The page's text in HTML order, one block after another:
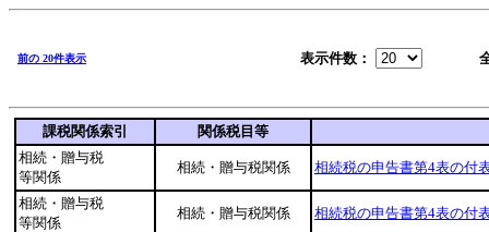
前の 20件表示 表示件数：
課税関係索引
関係税目等
相続・贈与税
等関係
相続・贈与税関係 相続税の申告書第4表の付
相続・贈与税
等関係
相続・贈与税関係 相続税の申告書第4表の付